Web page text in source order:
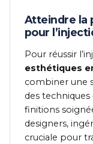
Atteindre la
pour
Pour réussir
esthétiques
combiner une
des
finitions
designers,
cruciale pour